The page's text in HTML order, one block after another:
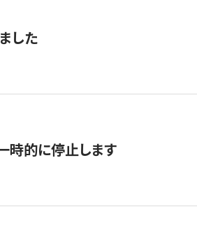
した
時的に停止します